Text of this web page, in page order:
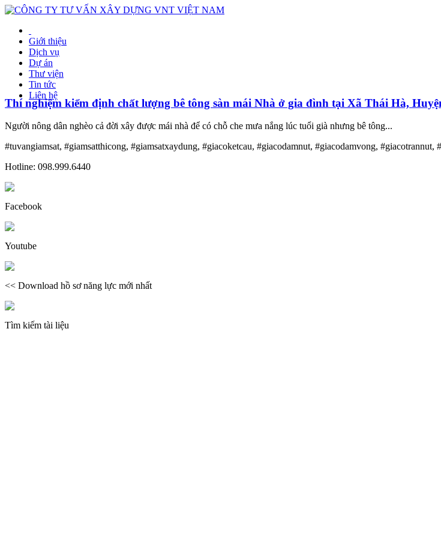
Giới thiệu
Dịch vụ
Dự án
Thư viện
Tin tức
Liên hệ
Thí nghiệm kiểm định chất lượng bê tông sàn mái Nhà ở gia đình tại Xã Thái Hà,
Người nông dân nghèo cả đời xây được mái nhà để có chỗ che mưa nắng lúc tuổi già nhưng bê tông...
#tuvangiamsat, #giamsatthicong, #giamsatxaydung, #giacoketcau, #giacodamnut, #giacodamvong, #giacotrannut,
Hotline: 098.999.6440
Facebook
Youtube
<< Download hồ sơ năng lực mới nhất
Tìm kiếm tài liệu